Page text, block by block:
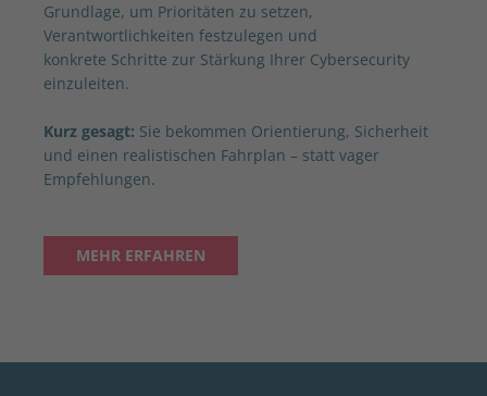
Grundlage, um Prioritäten zu setzen,
Verantwortlichkeiten festzulegen und
konkrete Schritte zur Stärkung Ihrer Cybersecurity
einzuleiten.
Kurz gesagt: Sie bekommen Orientierung, Sicherheit
und einen realistischen Fahrplan – statt vager
Empfehlungen.
MEHR ERFAHREN